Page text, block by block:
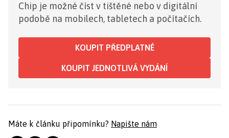
Chip je možné číst v tištěné nebo v digitální
podobě na mobilech, tabletech a počítačích.
KOUPIT PŘEDPLATNÉ
KOUPIT JEDNOTLIVÁ VYDÁNÍ
Máte k článku připomínku? Napište nám